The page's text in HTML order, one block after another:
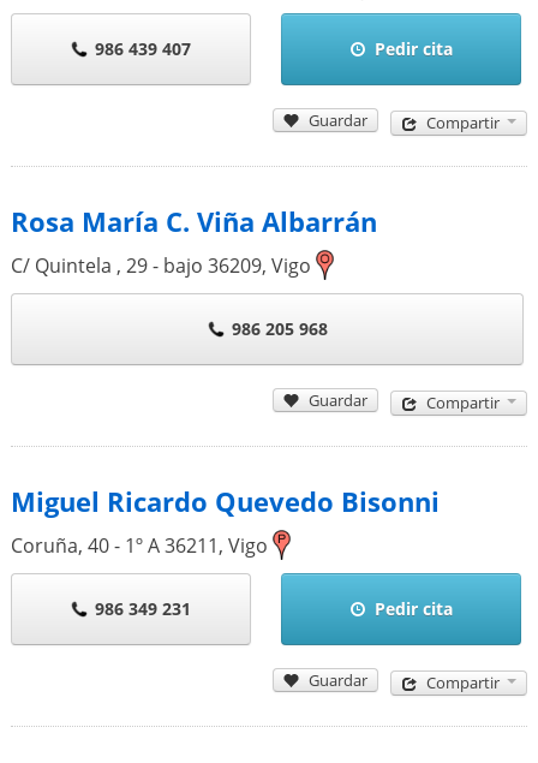
986 439 407 Pedir cita
Guardar Compartir
Rosa María C. Viña Albarrán
C/ Quintela , 29 - bajo 36209, Vigo
986 205 968
Guardar Compartir
Miguel Ricardo Quevedo Bisonni
Coruña, 40 - 1º A36211, Vigo
986 349 231 Pedir cita
Guardar Compartir